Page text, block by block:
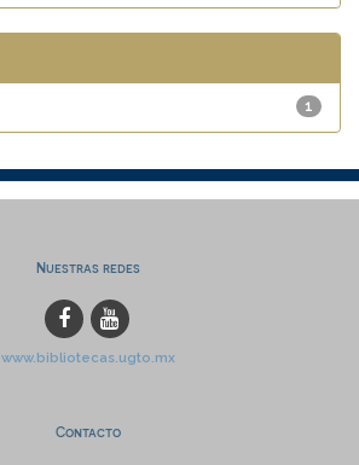
1
Nuestras redes
www.bibliotecas.ugto.mx
Contacto